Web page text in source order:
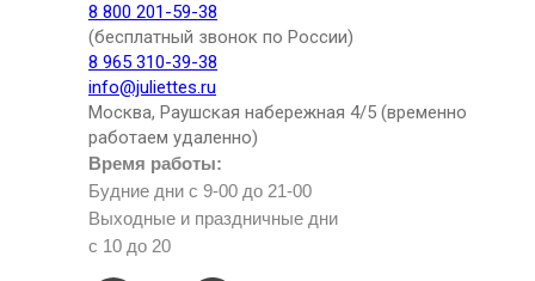
Время работы:
Будние дни с 9-00 до 21-00
Выходные и праздничные дни
с 10 до 20
8 800 201-59-38
(бесплатный звонок по России)
8 965 310-39-38
info@juliettes.ru
Москва, Раушская набережная 4/5 (временно
работаем удаленно)